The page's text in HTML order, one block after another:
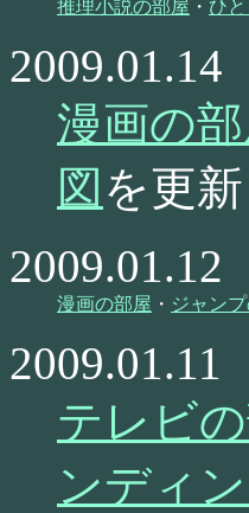
推理小説の部屋 ・ ひ
2009.01.14
漫画の
図 を更新
2009.01.12
漫画の部屋 ・ ジャン
2009.01.11
テレビ
ンディ